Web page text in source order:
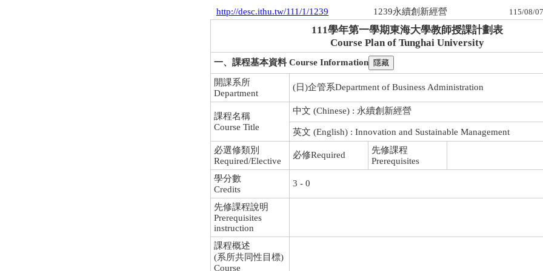
http://desc.ithu.tw/111/1/1239 1239永續創新經營 115/08/
111學年第一學期東海大學教師授課計劃表
Course Plan of Tunghai University
一、課程基本資料 Course Information
開課系所
Department
(日)企管系Department of Business Administration
課程名稱
Course Title
中文 (Chinese) : 永續創新經營
英文 (English) : Innovation and Sustainable Management
必選修類別
Required/Elective
必修Required
先修課程
Prerequisites
學分數
Credits
3 - 0
先修課程說明
Prerequisites
instruction
課程概述
(系所共同性目標)
Course